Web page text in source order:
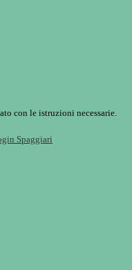
con le istruzioni necessarie.
Spaggiari